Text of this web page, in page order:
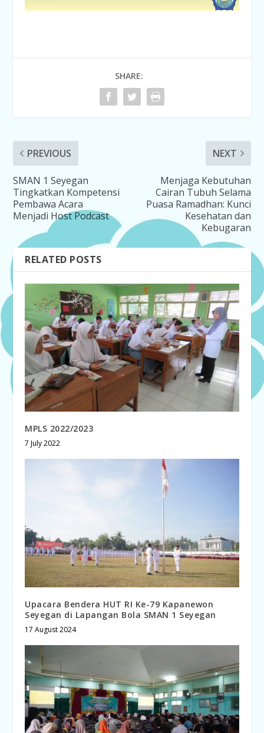
SHARE:
PREVIOUS
SMAN 1 Seyegan
Tingkatkan Kompetensi
Pembawa Acara
Menjadi Host Podcast
NEXT
Menjaga Kebutuhan
Cairan Tubuh Selama
Puasa Ramadhan: Kunci
Kesehatan dan
Kebugaran
RELATED POSTS
MPLS 2022/2023
7 July 2022
Upacara Bendera HUT RI Ke-79 Kapanewon
Seyegan di Lapangan Bola SMAN 1 Seyegan
17 August 2024